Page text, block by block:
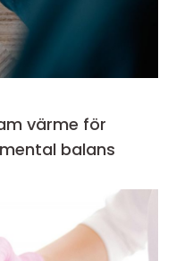
värme för
balans